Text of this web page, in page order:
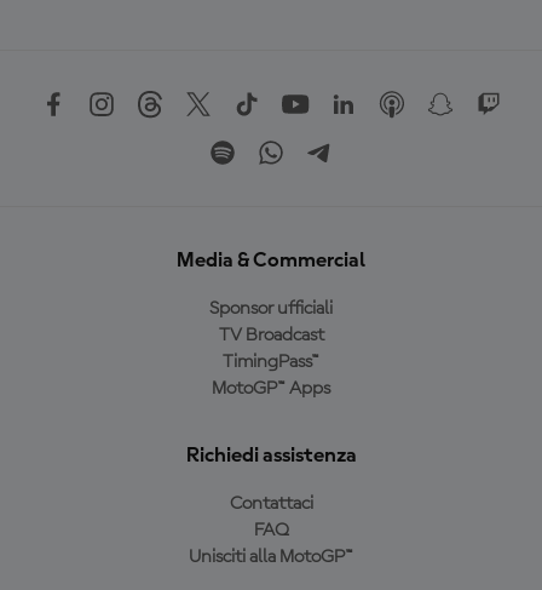
Media & Commercial
Sponsor ufficiali
TV Broadcast
TimingPass™
MotoGP™ Apps
Richiedi assistenza
Contattaci
FAQ
Unisciti alla MotoGP™